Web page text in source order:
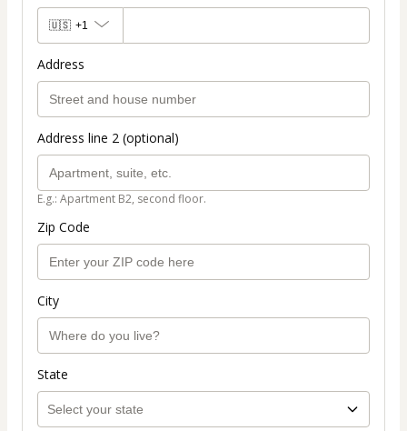
🇺🇸 +1
Address
Address line 2 (optional)
E.g.: Apartment B2, second floor.
Zip Code
City
State